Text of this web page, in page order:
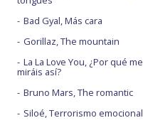
Bad Gyal, Más cara
Gorillaz, The mountain
La La Love You, ¿Por qué me
miráis así?
Bruno Mars, The romantic
Siloé, Terrorismo emocional